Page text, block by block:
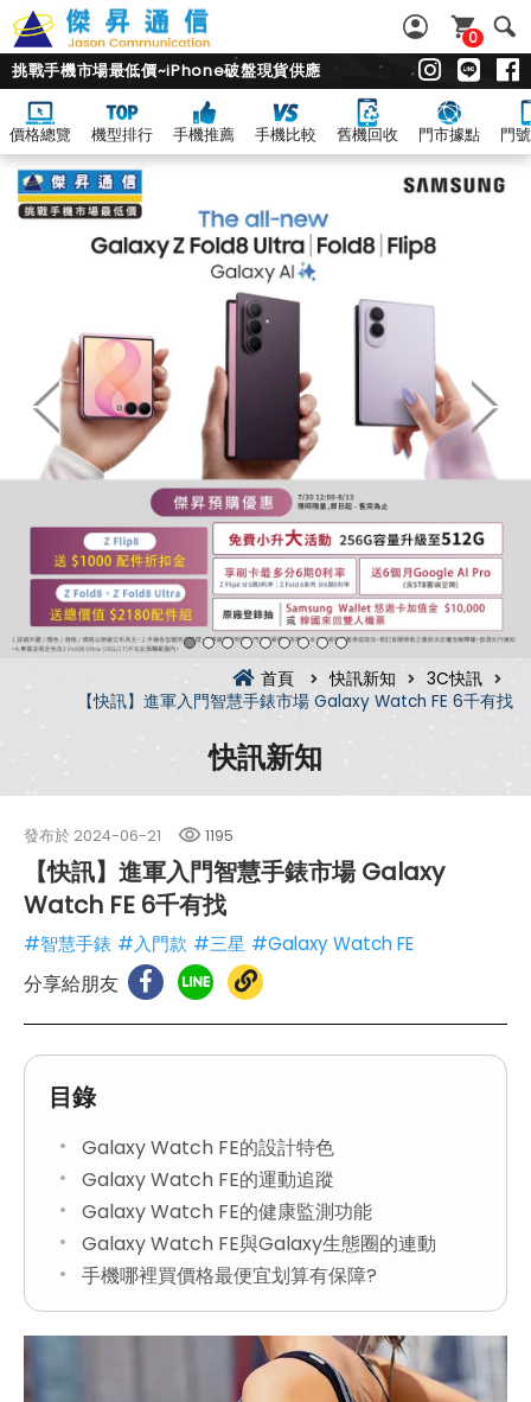
0
挑戰手機市場最低價~iPhone破盤現貨供應
價格總覽 機型排行 手機推薦 手機比較 舊機回收 門市據點 門
首頁 快訊新知
3C快訊
【快訊】進軍入門智慧手錶市場 Galaxy Watch FE 6千有找
快訊新知
發布於 2024-06-21 1195
【快訊】進軍入門智慧手錶市場 Galaxy
Watch FE 6千有找
#智慧手錶 #入門款 #三星 #Galaxy Watch FE
分享給朋友
目錄
Galaxy Watch FE的設計特色
Galaxy Watch FE的運動追蹤
Galaxy Watch FE的健康監測功能
Galaxy Watch FE與Galaxy生態圈的連動
手機哪裡買價格最便宜划算有保障?